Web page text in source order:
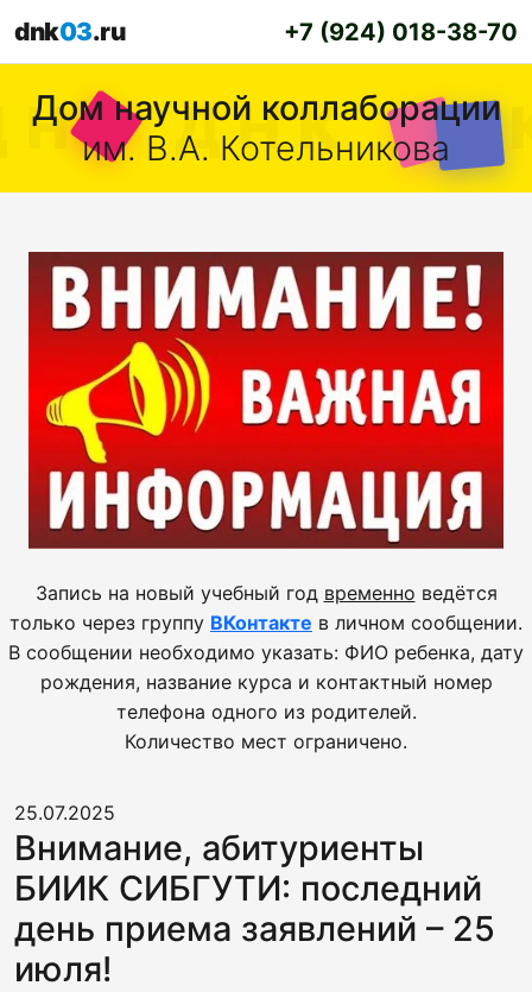
dnk03.ru +7 (924) 018-38-70
Дом научной коллаборации
им. В.А. Котельникова
Запись на новый учебный год временно ведётся
только через группу ВКонтакте в личном сообщении.
В сообщении необходимо указать: ФИО ребенка, дату
рождения, название курса и контактный номер
телефона одного из родителей.
Количество мест ограничено.
25.07.2025
Внимание, абитуриенты
БИИК СИБГУТИ: последний
день приема заявлений – 25
июля!